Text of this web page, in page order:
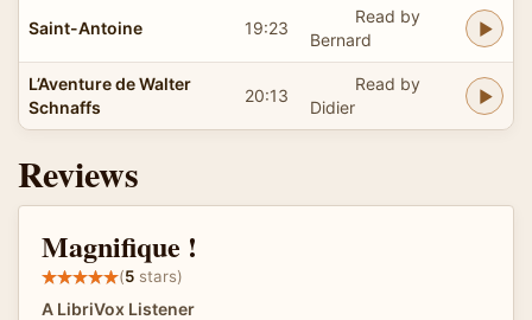
Saint-Antoine 19:23
Read by
Bernard
L’Aventure de Walter
Schnaffs
20:13
Read by
Didier
Reviews
Magnifique !
(5 stars)
A LibriVox Listener